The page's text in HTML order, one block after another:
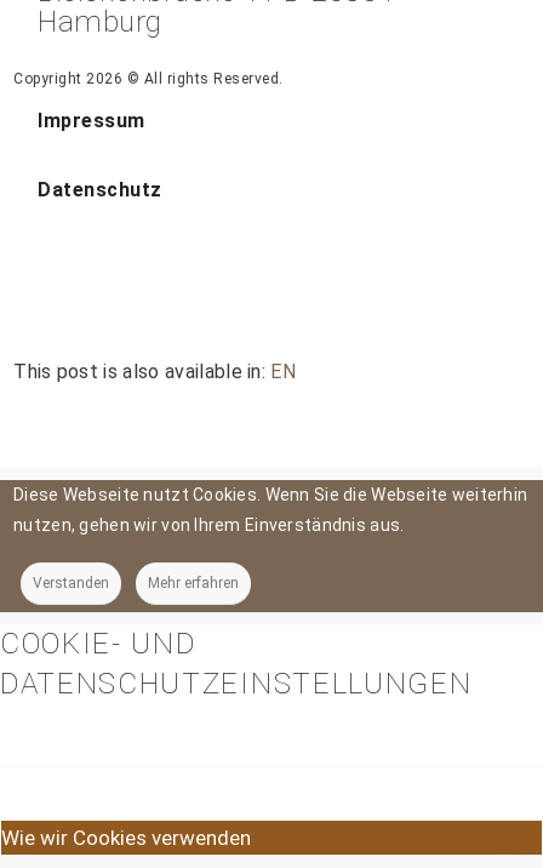
Hamburg
Copyright 2026 © All rights Reserved.
Impressum
Datenschutz
This post is also available in: EN
Diese Webseite nutzt Cookies. Wenn Sie die Webseite weiterhin
nutzen, gehen wir von Ihrem Einverständnis aus.
Verstanden Mehr erfahren
COOKIE- UND
DATENSCHUTZEINSTELLUNGEN
Wie wir Cookies verwenden